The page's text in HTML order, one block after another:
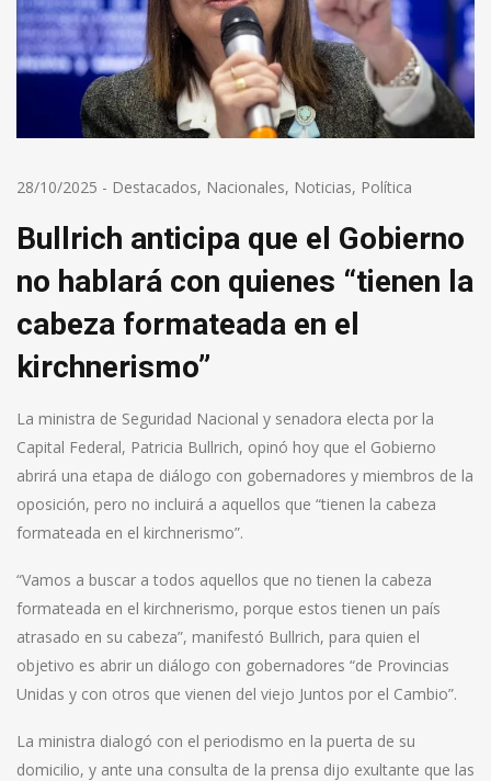
28/10/2025 - Destacados, Nacionales, Noticias, Política
Bullrich anticipa que el Gobierno
no hablará con quienes “tienen la
cabeza formateada en el
kirchnerismo”
La ministra de Seguridad Nacional y senadora electa por la
Capital Federal, Patricia Bullrich, opinó hoy que el Gobierno
abrirá una etapa de diálogo con gobernadores y miembros de la
oposición, pero no incluirá a aquellos que “tienen la cabeza
formateada en el kirchnerismo”.
“Vamos a buscar a todos aquellos que no tienen la cabeza
formateada en el kirchnerismo, porque estos tienen un país
atrasado en su cabeza”, manifestó Bullrich, para quien el
objetivo es abrir un diálogo con gobernadores “de Provincias
Unidas y con otros que vienen del viejo Juntos por el Cambio”.
La ministra dialogó con el periodismo en la puerta de su
domicilio, y ante una consulta de la prensa dijo exultante que las